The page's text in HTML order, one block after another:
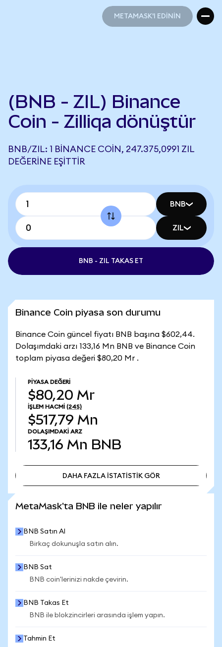
METAMASK'I EDİNİN
(BNB - ZIL) Binance
Coin - Zilliqa dönüştür
BNB/ZIL: 1 BINANCE COIN, 247.375,0991 ZIL
DEĞERINE EŞITTIR
BNB
ZIL
BNB - ZIL TAKAS ET
Binance Coin piyasa son durumu
Binance Coin güncel fiyatı BNB başına $602,44.
Dolaşımdaki arzı 133,16 Mn BNB ve Binance Coin
toplam piyasa değeri $80,20 Mr .
PIYASA DEĞERI
$80,20 Mr
İŞLEM HACMI (24S)
$517,79 Mn
DOLAŞIMDAKI ARZ
133,16 Mn BNB
DAHA FAZLA İSTATİSTİK GÖR
MetaMask'ta BNB ile neler yapılır
BNB Satın Al
Birkaç dokunuşla satın alın.
BNB Sat
BNB coin'lerinizi nakde çevirin.
BNB Takas Et
BNB ile blokzincirleri arasında işlem yapın.
Tahmin Et